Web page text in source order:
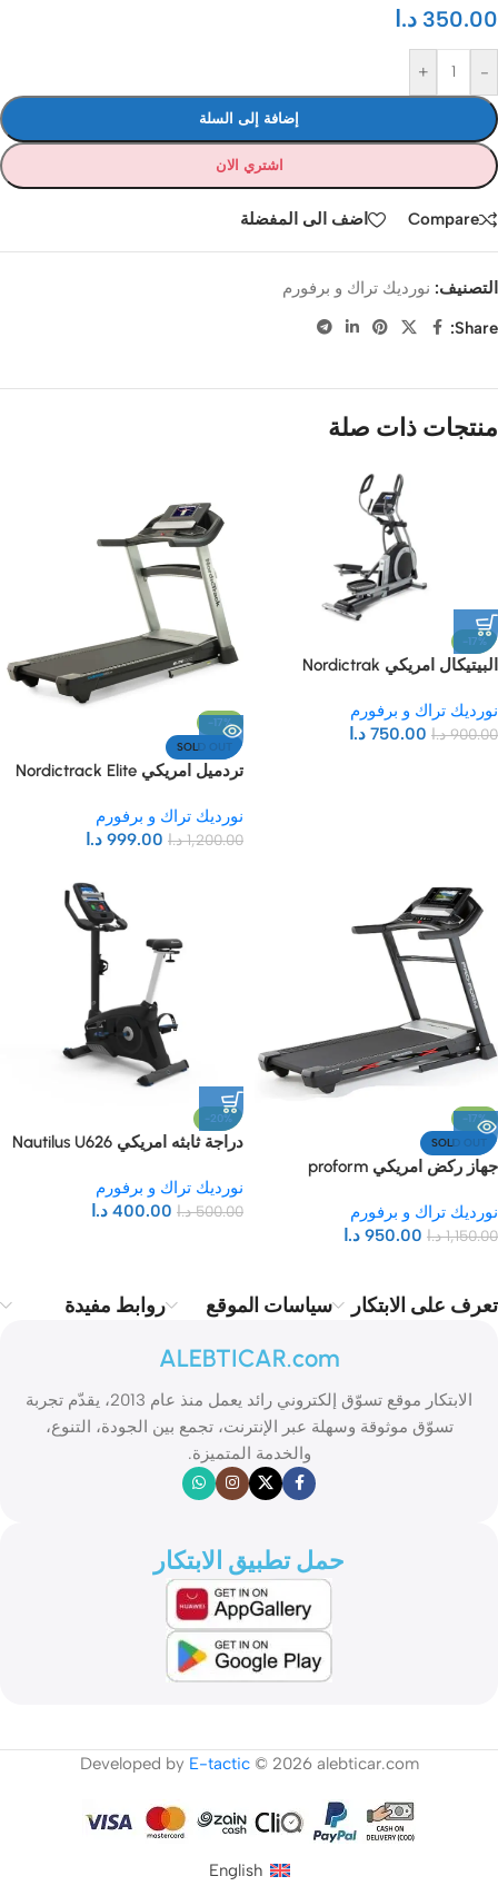
350.00 د.ا
-
+
إضافة إلى السلة
اشتري الان
Compare اضف الى المفضلة
التصنيف: نورديك تراك و برفورم
Share:
منتجات ذات صلة
-17%
البيتيكال امريكي Nordictrak
نورديك تراك و برفورم
900.00 د.ا 750.00 د.ا
-17%
SOLD OUT
تردميل امريكي Nordictrack Elite
نورديك تراك و برفورم
1,200.00 د.ا 999.00 د.ا
-17%
SOLD OUT
جهاز ركض امريكي proform
نورديك تراك و برفورم
1,150.00 د.ا 950.00 د.ا
-20%
دراجة ثابثه امريكي Nautilus U626
نورديك تراك و برفورم
500.00 د.ا 400.00 د.ا
تعرف على الابتكار سياسات الموقع روابط مفيدة
ALEBTICAR.com
الابتكار موقع تسوّق إلكتروني رائد يعمل منذ عام 2013، يقدّم تجربة
تسوّق موثوقة وسهلة عبر الإنترنت، تجمع بين الجودة، التنوع،
والخدمة المتميزة.
حمل تطبيق الابتكار
Developed by E-tactic© 2026 alebticar.com
English